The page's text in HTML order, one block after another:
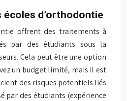
écoles d’orthodontie
offrent des traitements à
par des étudiants sous la
Cela peut être une option
un budget limité, mais il est
des risques potentiels liés
par des étudiants (expérience